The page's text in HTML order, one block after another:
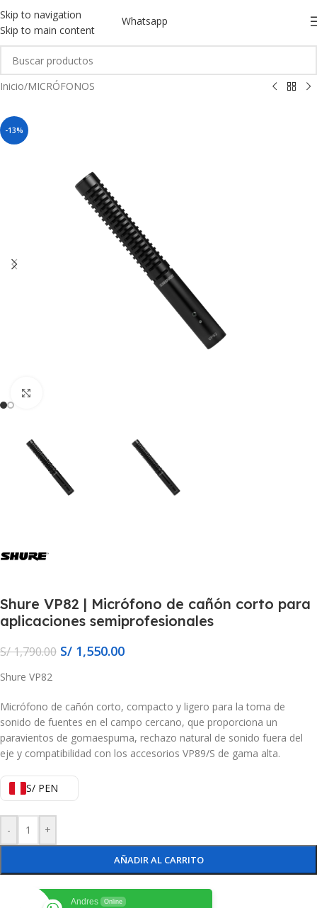
Skip to navigation
Skip to main content
Whatsapp
Inicio/MICRÓFONOS
-13%
Shure VP82 | Micrófono de cañón corto para
aplicaciones semiprofesionales
S/1,790.00 S/ 1,550.00
Shure VP82
Micrófono de cañón corto, compacto y ligero para la toma de
sonido de fuentes en el campo cercano, que proporciona un
paravientos de gomaespuma, rechazo natural de sonido fuera del
eje y compatibilidad con los accesorios VP89/S de gama alta.
S/ PEN
- +
AÑADIR AL CARRITO
Andres Online